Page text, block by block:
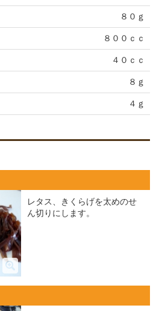
８０ｇ
８００ｃｃ
４０ｃｃ
８ｇ
４ｇ
レタス、きくらげを太めのせ
ん切りにします。